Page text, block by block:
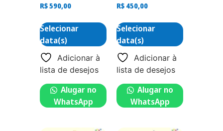
R$590,00
Selecionar
data(s)
Adicionar à
lista de desejos
Alugar no
WhatsApp
R$ 450,00
Selecionar
data(s)
Adicionar à
lista de desejos
Alugar no
WhatsApp